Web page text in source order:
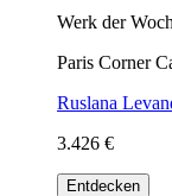
Werk der
Paris Corner
Ruslana
3.426 €
Entdecken